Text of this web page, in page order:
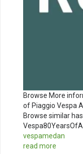
Browse More
of Piaggio Vespa
Browse similar
vespamedan
read more